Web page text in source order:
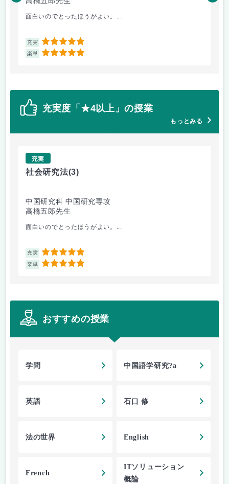
面白いのでとったほうがよい。...
充実 5
楽単 5
充実度「★4以上」の授業
もっとみる
充実
社会研究法(3)
中国研究科 中国研究専攻
高橋五郎先生
面白いのでとったほうがよい。...
充実 5
楽単 5
おすすめの授業
学問 中国語学研究?a
英語 石口 修
法の世界 English
French
ITソリューション
概論